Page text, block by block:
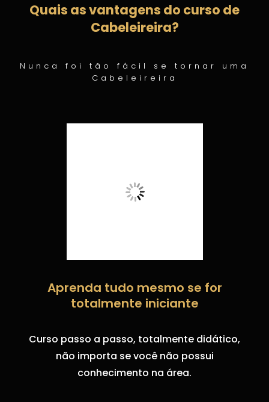
Quais as vantagens do curso de
Cabeleireira?
Nunca foi tão fácil se tornar uma
Cabeleireira
Aprenda tudo mesmo se for
totalmente iniciante
Curso passo a passo, totalmente didático,
não importa se você não possui
conhecimento na área.